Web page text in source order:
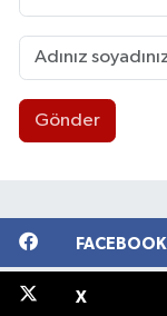
Gönder
FACEBOOK
X